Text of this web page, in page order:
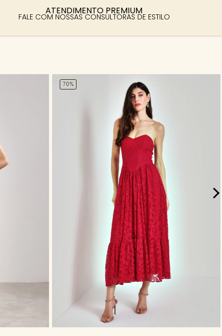
ATENDIMENTO PREMIUM
FALE COM NOSSAS CONSULTORAS DE ESTILO
70%